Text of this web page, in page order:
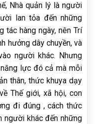
Nhà quản lý là người
lan tỏa đến những
tác hàng ngày, nên Trí
hưởng dây chuyền, và
người khác. Nhưng
lực đó cả mà mỗi
thân, thức khuya dạy
Thế giới, xã hội, con
đi đúng , cách thức
người khác đến những